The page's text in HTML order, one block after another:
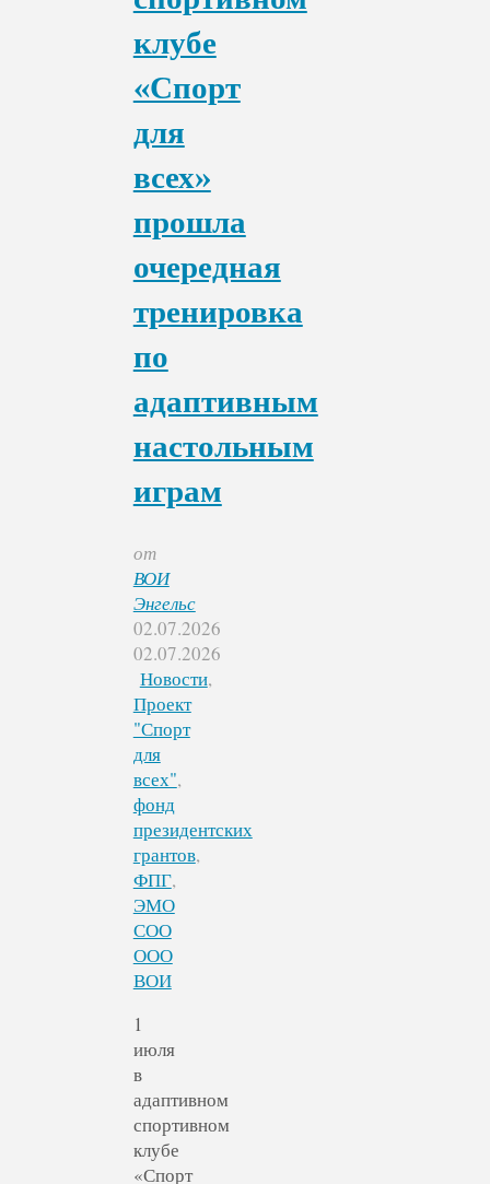
клубе
«Спорт
для
всех»
прошла
очередная
тренировка
по
адаптивным
настольным
играм
от
ВОИ
Энгельс
02.07.2026
02.07.2026
Новости,
Проект
"Спорт
для
всех",
фонд
президентских
грантов,
ФПГ,
ЭМО
СОО
ООО
ВОИ
1
июля
в
адаптивном
спортивном
клубе
«Спорт